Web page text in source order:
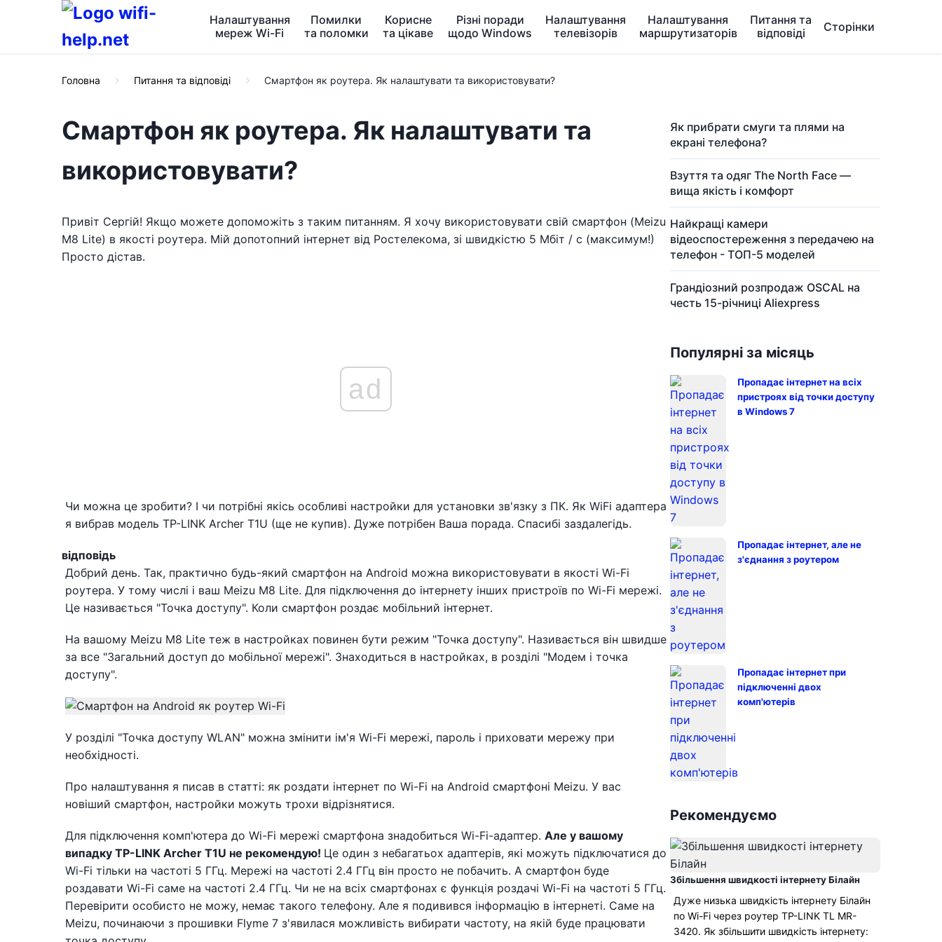
Налаштування
мереж Wi-Fi
Помилки
та поломки
Корисне
та цікаве
Різні поради
щодо Windows
Налаштування
телевізорів
Налаштування
маршрутизаторів
Питання та
відповіді
Сторінки
Головна Питання та відповіді Смартфон як роутера. Як налаштувати та використовувати?
Смартфон як роутера. Як налаштувати та
використовувати?
Привіт Сергій! Якщо можете допоможіть з таким питанням. Я хочу використовувати свій смартфон (Meizu
M8 Lite) в якості роутера. Мій допотопний інтернет від Ростелекома, зі швидкістю 5 Мбіт / с (максимум!)
Просто дістав.
ad
Чи можна це зробити? І чи потрібні якісь особливі настройки для установки зв'язку з ПК. Як WiFi адаптера
я вибрав модель TP-LINK Archer T1U (ще не купив). Дуже потрібен Ваша порада. Спасибі заздалегідь.
відповідь
Добрий день. Так, практично будь-який смартфон на Android можна використовувати в якості Wi-Fi
роутера. У тому числі і ваш Meizu M8 Lite. Для підключення до інтернету інших пристроїв по Wi-Fi мережі.
Це називається "Точка доступу". Коли смартфон роздає мобільний інтернет.
На вашому Meizu M8 Lite теж в настройках повинен бути режим "Точка доступу". Називається він швидше
за все "Загальний доступ до мобільної мережі". Знаходиться в настройках, в розділі "Модем і точка
доступу".
У розділі "Точка доступу WLAN" можна змінити ім'я Wi-Fi мережі, пароль і приховати мережу при
необхідності.
Про налаштування я писав в статті: як роздати інтернет по Wi-Fi на Android смартфоні Meizu. У вас
новіший смартфон, настройки можуть трохи відрізнятися.
Для підключення комп'ютера до Wi-Fi мережі смартфона знадобиться Wi-Fi-адаптер. Але у вашому
випадку TP-LINK Archer T1U не рекомендую! Це один з небагатьох адаптерів, які можуть підключатися до
Wi-Fi тільки на частоті 5 ГГц. Мережі на частоті 2.4 ГГц він просто не побачить. А смартфон буде
роздавати Wi-Fi саме на частоті 2.4 ГГц. Чи не на всіх смартфонах є функція роздачі Wi-Fi на частоті 5 ГГц.
Перевірити особисто не можу, немає такого телефону. Але я подивився інформацію в інтернеті. Саме на
Meizu, починаючи з прошивки Flyme 7 з'явилася можливість вибирати частоту, на якій буде працювати
Як прибрати смуги та плями на
екрані телефона?
Взуття та одяг The North Face —
вища якість і комфорт
Найкращі камери
відеоспостереження з передачею на
телефон - ТОП-5 моделей
Грандіозний розпродаж OSCAL на
честь 15-річниці Aliexpress
Популярні за місяць
Пропадає інтернет на всіх
пристроях від точки доступу
в Windows 7
Пропадає інтернет, але не
з'єднання з роутером
Пропадає інтернет при
підключенні двох
комп'ютерів
Рекомендуємо
Збільшення швидкості інтернету Білайн
Дуже низька швидкість інтернету Білайн
по Wi-Fi через роутер TP-LINK TL MR-
3420. Як збільшити швидкість інтернету: